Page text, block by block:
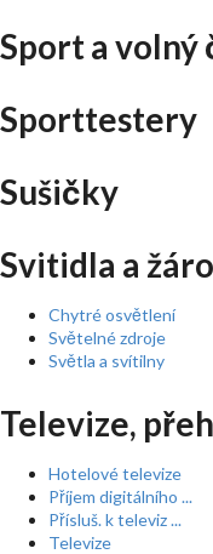
Sport a volný
Sporttestery
Sušičky
Svitidla a
Chytré osvětlení
Světelné zdroje
Světla a svítilny
Televize,
Hotelové televize
Příjem digitálního ...
Přísluš. k televiz ...
Televize